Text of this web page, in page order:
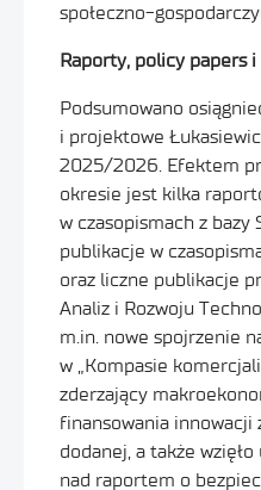
społeczno-
Raporty, policy papers i
Podsumowano
i projektowe
2025/2026. Efektem
okresie jest kilka
w czasopismach z bazy
publikacje w
oraz liczne publikacje
Analiz i Rozwoju
m.in. nowe spojrzenie
w „Kompasie
zderzający
finansowania innowacji
dodanej, a także wzięło
nad raportem o